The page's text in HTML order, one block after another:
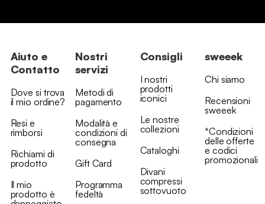
Aiuto e
Contatto
Dove si trova
il mio ordine?
Resi e
rimborsi
Richiami di
prodotto
Il mio
prodotto è
Nostri
servizi
Metodi di
pagamento
Modalità e
condizioni di
consegna
Gift Card
Programma
fedeltà
Consigli
I nostri
prodotti
iconici
Le nostre
collezioni
Cataloghi
Divani
compressi
sottovuoto
sweeek
Chi siamo
Recensioni
sweeek
*Condizioni
delle offerte
e codici
promozionali